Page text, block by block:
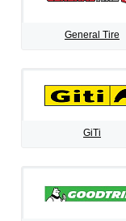
General Tire
GiTi